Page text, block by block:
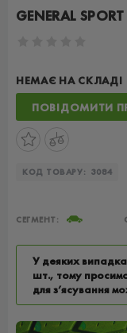
GENERAL
НЕМАЄ НА СКЛАДІ
ПОВІДОМИТИ
КОД ТОВАРУ: 3084
СЕГМЕНТ:
У деяких
шт., тому
для з’ясування